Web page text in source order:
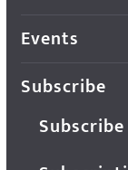
Events
Subscribe